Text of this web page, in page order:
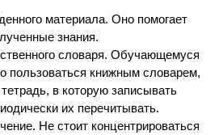
материала. Оно помогает
знания.
словаря. Обучающемуся
пользоваться книжным словарем,
в которую записывать
их перечитывать.
Не стоит концентрироваться